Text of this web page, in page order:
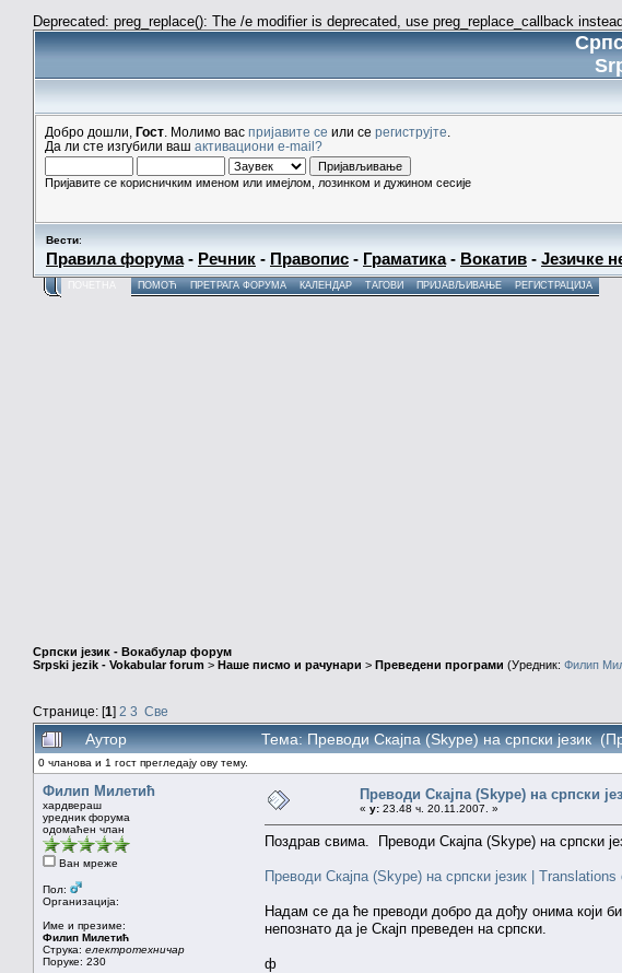
Deprecated: preg_replace(): The /e modifier is deprecated, use preg_replace_callback
Добро дошли, Гост . Молимо вас пријавите се или се региструјте
Да ли сте изгубили ваш активациони e-mail?
Пријавите се корисничким именом или имејлом, лозинком и дужином сесије
Вести:
Правила форума- Речник - Правопис - Граматика- Вокатив - Језичке
ПОМОЋ ПРЕТРАГА ФОРУМА КАЛЕНДАР ТАГОВИ ПРИЈАВЉИВАЊЕ РЕГИСТРАЦИЈА
Српски језик - Вокабулар форум
Srpski jezik - Vokabular forum > Наше писмо и рачунари > Преведени програми (Уредник: Филип
Странице: [1] 2 3 Све
Аутор Тема: Преводи Скајпа (Skype) на српски језик
0 чланова и 1 гост прегледају ову тему.
Филип Милетић
хардвераш
уредник форума
одомаћен члан
Ван мреже
Пол:
Организација:
Име и презиме:
Филип Милетић
Струка: електротехничар
Поруке: 230
Преводи Скајпа (Skype) на српски
« у: 23.48 ч. 20.11.2007. »
Поздрав свима. Преводи Скајпа (Skype) на српски
Преводи Скајпа (Skype) на српски језик |
Надам се да ће преводи добро да дођу онима који
непознато да је Скајп преведен на српски.
ф